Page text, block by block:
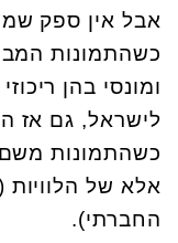
אבל אין ספק
כשהתמונות
ומונסי בהן
לישראל, גם אז
כשהתמונות משם
אלא של
החברתי).